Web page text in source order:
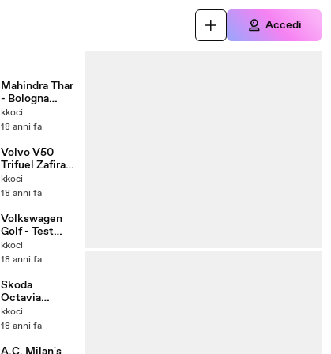
Accedi
Mahindra Thar
- Bologna
Motorshow20
08
kkoci
18 anni fa
Volvo V50
Trifuel Zafira
Turbo -
Bologna
2008
kkoci
18 anni fa
Volkswagen
Golf - Test
Drive Area 44
Bologna
2008
kkoci
18 anni fa
Skoda
Octavia
Wagon 4x4 -
Bologna
08
kkoci
18 anni fa